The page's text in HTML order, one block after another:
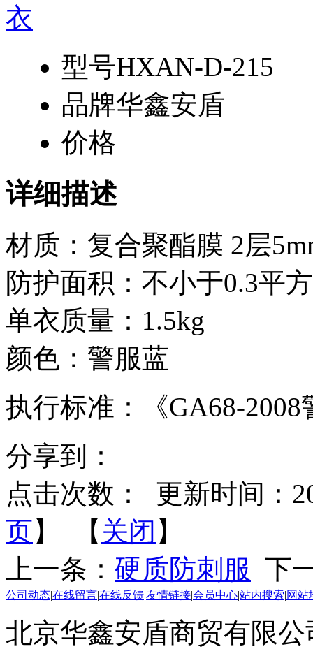
型号HXAN-D-215
品牌华鑫安盾
价格
详细描述
材质：复合聚酯膜 2层
防护面积：不小于0.3平
单衣质量：1.5kg
颜色：警服蓝
执行标准：《GA68-
分享到：
点击次数：
更新时间：
页】 【 关闭 】
上一条： 硬质防刺服 下
公司动态|在线留言|在线反馈|友情链接|会员中心|站内搜索|网站
北京华鑫安盾商贸有限